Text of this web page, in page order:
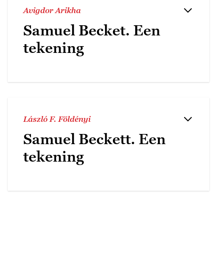
Avigdor Arikha
Samuel Becket. Een
tekening
László F. Földényi
Samuel Beckett. Een
tekening